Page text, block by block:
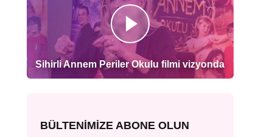
Sihirli Annem Periler Okulu filmi vizyonda
BÜLTENIMIZE ABONE OLUN